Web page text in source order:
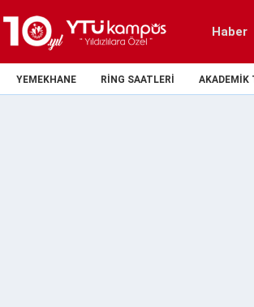
Haber
YEMEKHANE RING SAATLERI AKADEMIK